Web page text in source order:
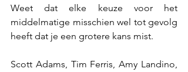
Weet dat elke keuze voor het
middelmatige misschien wel tot gevolg
heeft dat je een grotere kans mist.
Scott Adams, Tim Ferris, Amy Landino,